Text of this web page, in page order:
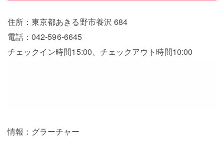
住所：東京都あきる野市養沢 684
電話：042‐596‐6645
チェックイン時間15:00、チェックアウト時間10:00
情報：グラーチャー